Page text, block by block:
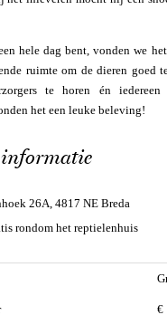
hele dag bent, vonden we
ruimte om de dieren goed
te horen én
het een leuke beleving!
26A, 4817 NE Breda
rondom het reptielenhuis
€